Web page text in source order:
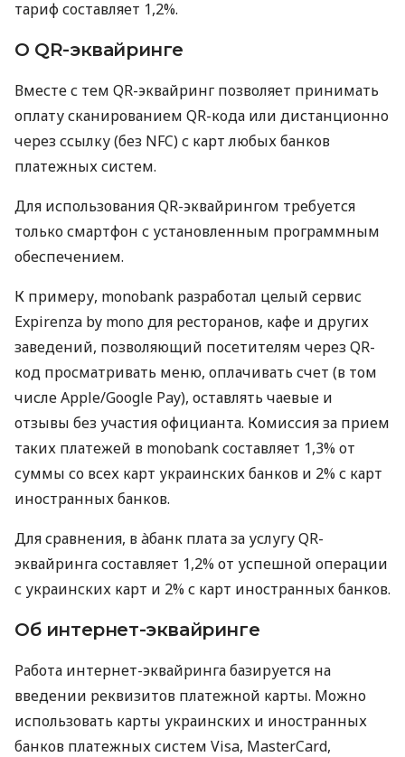
тариф составляет 1,2%.
О QR-эквайринге
Вместе с тем QR-эквайринг позволяет принимать
оплату сканированием QR-кода или дистанционно
через ссылку (без NFC) с карт любых банков
платежных систем.
Для использования QR-эквайрингом требуется
только смартфон с установленным программным
обеспечением.
К примеру, monobank разработал целый сервис
Expirenza by mono для ресторанов, кафе и других
заведений, позволяющий посетителям через QR-
код просматривать меню, оплачивать счет (в том
числе Apple/Google Pay), оставлять чаевые и
отзывы без участия официанта. Комиссия за прием
таких платежей в monobank составляет 1,3% от
суммы со всех карт украинских банков и 2% с карт
иностранных банков.
Для сравнения, в àбанк плата за услугу QR-
эквайринга составляет 1,2% от успешной операции
с украинских карт и 2% с карт иностранных банков.
Об интернет-эквайринге
Работа интернет-эквайринга базируется на
введении реквизитов платежной карты. Можно
использовать карты украинских и иностранных
банков платежных систем Visa, MasterCard,